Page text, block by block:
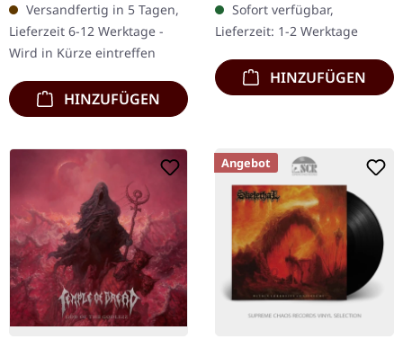
Limitiert auf 250
Exemplare. "Necrolution"
ist ein…
Versandfertig in 5 Tagen,
Lieferzeit 6-12 Werktage -
Wird in Kürze eintreffen
HINZUFÜGEN
Megadeths „Rust In
Peace“ ist ein
unverzichtbares…
Sofort verfügbar,
Lieferzeit: 1-2 Werktage
HINZUFÜGEN
Angebot